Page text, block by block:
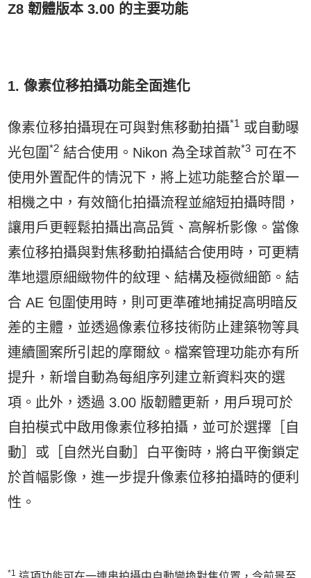
Z8 韌體版本 3.00 的主要功能
1. 像素位移拍攝功能全面進化
像素位移拍攝現在可與對焦移動拍攝*1 或自動曝
光包圍 *2 結合使用。Nikon 為全球首款*3 可在不
使用外置配件的情況下，將上述功能整合於單一
相機之中，有效簡化拍攝流程並縮短拍攝時間，
讓用戶更輕鬆拍攝出高品質、高解析影像。當像
素位移拍攝與對焦移動拍攝結合使用時，可更精
準地還原細緻物件的紋理、結構及極微細節。結
合 AE 包圍使用時，則可更準確地捕捉高明暗反
差的主體，並透過像素位移技術防止建築物等具
連續圖案所引起的摩爾紋。檔案管理功能亦有所
提升，新增自動為每組序列建立新資料夾的選
項。此外，透過 3.00 版韌體更新，用戶現可於
自拍模式中啟用像素位移拍攝，並可於選擇［自
動］或［自然光自動］白平衡時，將白平衡鎖定
於首幅影像，進一步提升像素位移拍攝時的便利
性。
*1